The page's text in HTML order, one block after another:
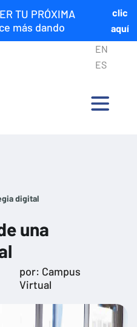
TU PRÓXIMA
más dando
clic
aquí
EN
ES
digital
una
por: Campus
Virtual